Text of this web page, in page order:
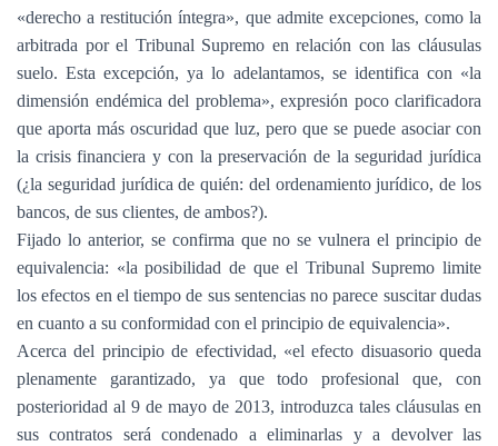
«derecho a restitución íntegra», que admite excepciones, como la
arbitrada por el Tribunal Supremo en relación con las cláusulas
suelo. Esta excepción, ya lo adelantamos, se identifica con «la
dimensión endémica del problema», expresión poco clarificadora
que aporta más oscuridad que luz, pero que se puede asociar con
la crisis financiera y con la preservación de la seguridad jurídica
(¿la seguridad jurídica de quién: del ordenamiento jurídico, de los
bancos, de sus clientes, de ambos?).
Fijado lo anterior, se confirma que no se vulnera el principio de
equivalencia: «la posibilidad de que el Tribunal Supremo limite
los efectos en el tiempo de sus sentencias no parece suscitar dudas
en cuanto a su conformidad con el principio de equivalencia».
Acerca del principio de efectividad, «el efecto disuasorio queda
plenamente garantizado, ya que todo profesional que, con
posterioridad al 9 de mayo de 2013, introduzca tales cláusulas en
sus contratos será condenado a eliminarlas y a devolver las